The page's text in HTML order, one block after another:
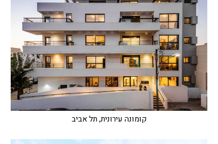
קומונה עירונית, תל אביב